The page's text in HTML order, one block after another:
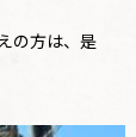
の方は、是